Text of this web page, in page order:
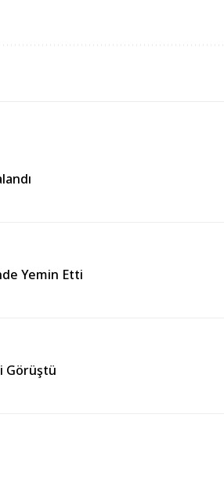
Yemin Etti
Görüştü